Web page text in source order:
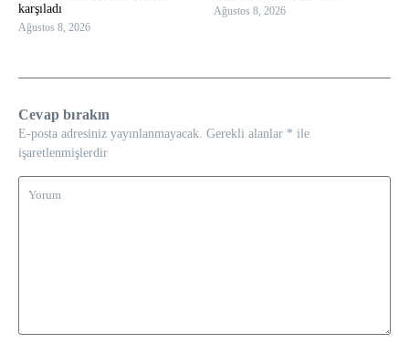
karşıladı
Ağustos 8, 2026
Ağustos 8, 2026
Cevap bırakın
E-posta adresiniz yayınlanmayacak. Gerekli alanlar * ile
işaretlenmişlerdir